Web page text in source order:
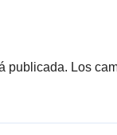
publicada. Los